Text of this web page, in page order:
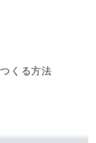
くる方法